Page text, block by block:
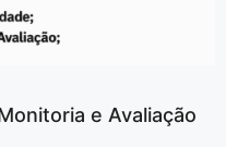
e Avaliação